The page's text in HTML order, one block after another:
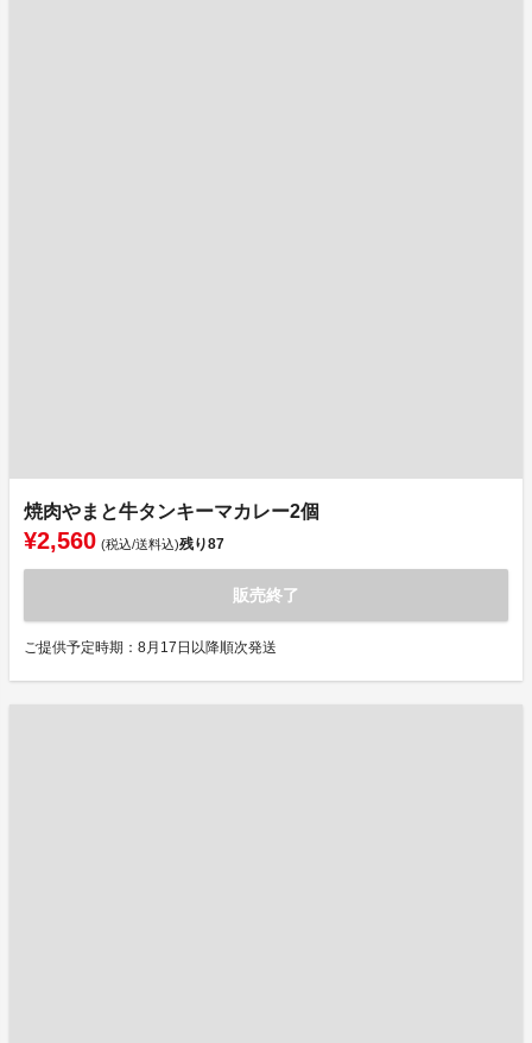
焼肉やまと牛タンキーマカレー2個
¥2,560 (税込/送料込)残り87
販売終了
ご提供予定時期：8月17日以降順次発送